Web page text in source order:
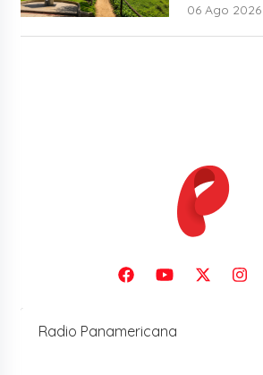
06 Ago 2026
Radio Panamericana